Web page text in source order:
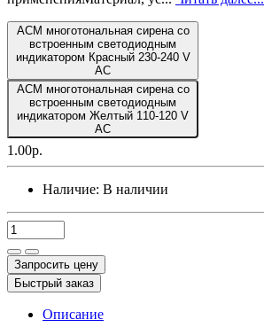
ACM многотональная сирена со
встроенным светодиодным
индикатором Красный 230-240 V
AC
ACM многотональная сирена со
встроенным светодиодным
индикатором Желтый 110-120 V
AC
1.00р.
Наличие: В наличии
Запросить цену
Быстрый заказ
Описание